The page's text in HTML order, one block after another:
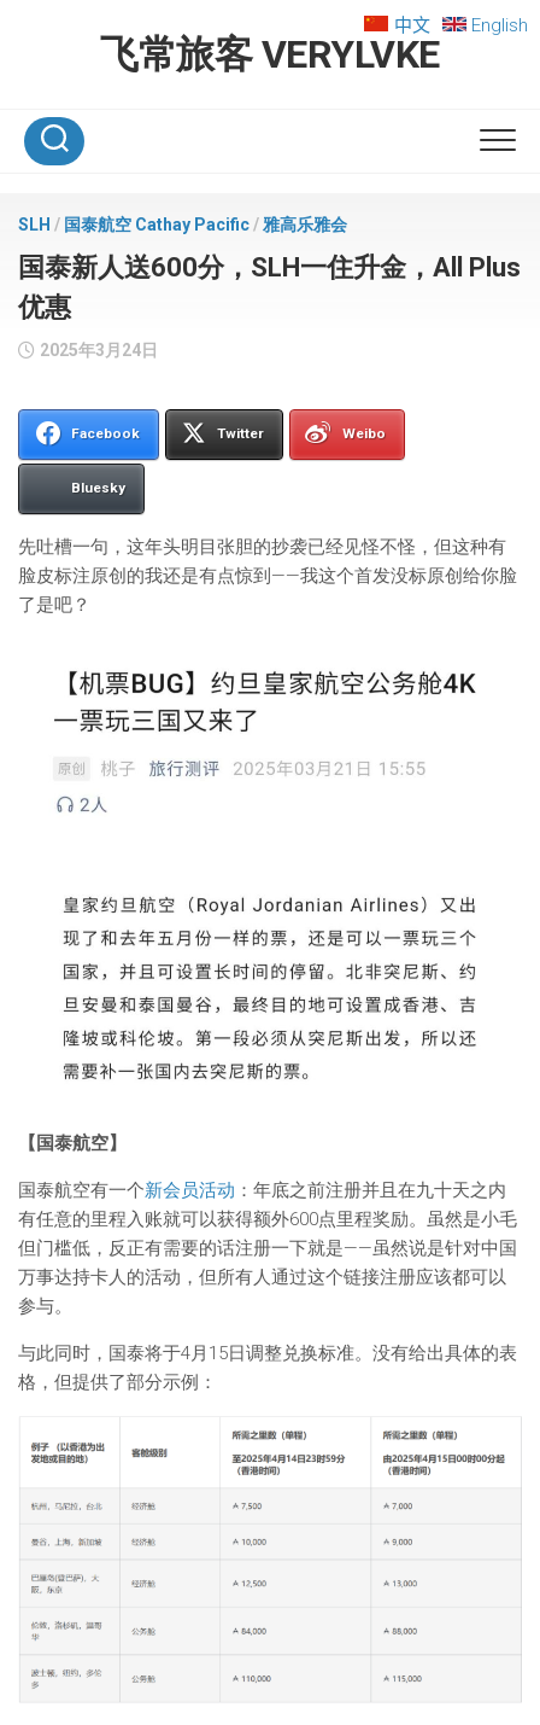
飞常旅客 VERYLVKE
中文 English
SLH / 国泰航空 Cathay Pacific/雅高乐雅会
国泰新人送600分，SLH一住升金，All Plus
优惠
2025年3月24日
Facebook Twitter Weibo
Bluesky
先吐槽一句，这年头明目张胆的抄袭已经见怪不怪，但这种有
脸皮标注原创的我还是有点惊到——我这个首发没标原创给你脸
了是吧？
【国泰航空】
国泰航空有一个新会员活动 ：年底之前注册并且在九十天之内
有任意的里程入账就可以获得额外600点里程奖励。虽然是小毛
但门槛低，反正有需要的话注册一下就是——虽然说是针对中国
万事达持卡人的活动，但所有人通过这个链接注册应该都可以
参与。
与此同时，国泰将于4月15日调整兑换标准。没有给出具体的表
格，但提供了部分示例：